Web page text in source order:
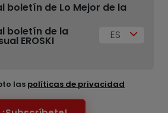
boletín de Lo Mejor de la
boletín de la
EROSKI ES
las políticas de privacidad